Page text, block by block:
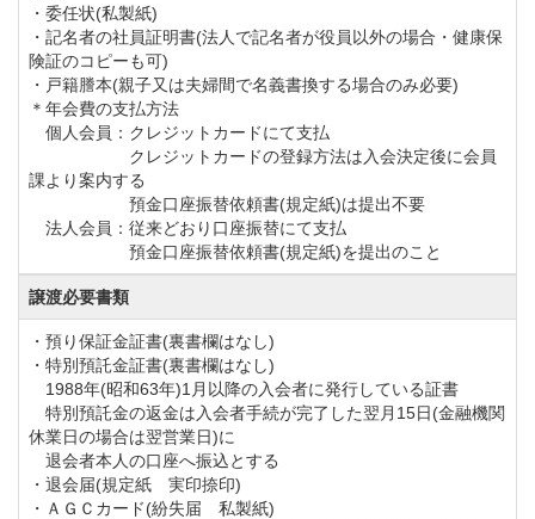
に倶楽部ライフを過ごしたい方には是非ともお勧めし
たいコースです。
ゴルフ会員権の購入をご検討中の方、ホームコースを
お考えの方はこの機会にご検討ください。
名義書換料等を下記のとおり改定します。
①名義書換料改定（令和4年7月11日～）
正会員【改定前】330,000円（税込）→【改定後】
495,000円（税込）
平日会員【改定前】165,000円（税込）→【改定後】
330,000円（税込）
②特別預託金改定（令和4年7月11日～）
正会員【改定前】1,000,000円→【改定後】2,000,000円
平日会員【改定前】500,000円→【改定後】1,000,000
円
・委任状(私製紙)
・記名者の社員証明書(法人で記名者が役員以外の場合・健康保
険証のコピーも可)
・戸籍謄本(親子又は夫婦間で名義書換する場合のみ必要)
＊年会費の支払方法
個人会員：クレジットカードにて支払
クレジットカードの登録方法は入会決定後に会員
課より案内する
預金口座振替依頼書(規定紙)は提出不要
法人会員：従来どおり口座振替にて支払
預金口座振替依頼書(規定紙)を提出のこと
譲渡必要書類
・預り保証金証書(裏書欄はなし)
・特別預託金証書(裏書欄はなし)
1988年(昭和63年)1月以降の入会者に発行している証書
特別預託金の返金は入会者手続が完了した翌月15日(金融機関
休業日の場合は翌営業日)に
退会者本人の口座へ振込とする
・退会届(規定紙 実印捺印)
・ＡＧＣカード(紛失届 私製紙)